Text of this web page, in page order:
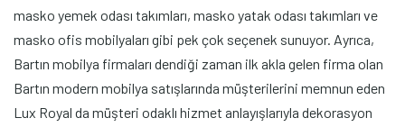
masko yemek odası takımları, masko yatak odası takımları ve
masko ofis mobilyaları gibi pek çok seçenek sunuyor. Ayrıca,
Bartın mobilya firmaları dendiği zaman ilk akla gelen firma olan
Bartın modern mobilya satışlarında müşterilerini memnun eden
Lux Royal da müşteri odaklı hizmet anlayışlarıyla dekorasyon